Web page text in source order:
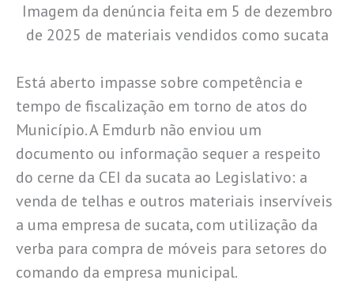
Imagem da denúncia feita em 5 de dezembro
de 2025 de materiais vendidos como sucata
Está aberto impasse sobre competência e
tempo de fiscalização em torno de atos do
Município. A Emdurb não enviou um
documento ou informação sequer a respeito
do cerne da CEI da sucata ao Legislativo: a
venda de telhas e outros materiais inservíveis
a uma empresa de sucata, com utilização da
verba para compra de móveis para setores do
comando da empresa municipal.